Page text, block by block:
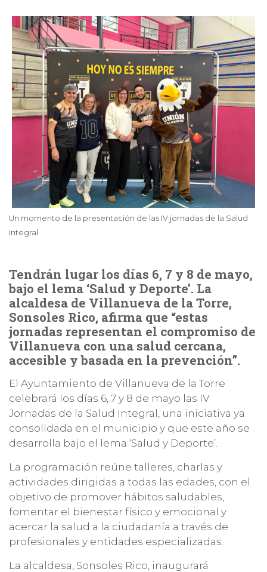
Un momento de la presentación de las IV jornadas de la Salud
Integral
Tendrán lugar los días 6, 7 y 8 de mayo,
bajo el lema ‘Salud y Deporte’. La
alcaldesa de Villanueva de la Torre,
Sonsoles Rico, afirma que “estas
jornadas representan el compromiso de
Villanueva con una salud cercana,
accesible y basada en la prevención”.
El Ayuntamiento de Villanueva de la Torre
celebrará los días 6, 7 y 8 de mayo las IV
Jornadas de la Salud Integral, una iniciativa ya
consolidada en el municipio y que este año se
desarrolla bajo el lema ‘Salud y Deporte’.
La programación reúne talleres, charlas y
actividades dirigidas a todas las edades, con el
objetivo de promover hábitos saludables,
fomentar el bienestar físico y emocional y
acercar la salud a la ciudadanía a través de
profesionales y entidades especializadas.
La alcaldesa, Sonsoles Rico, inaugurará